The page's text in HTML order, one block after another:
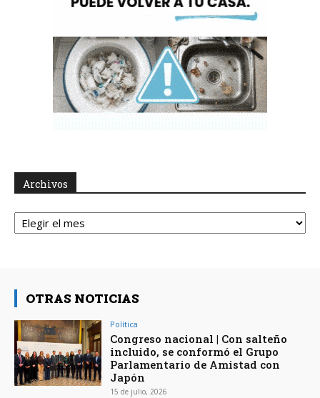
Archivos
Archivos
OTRAS NOTICIAS
Política
Congreso nacional | Con salteño
incluido, se conformó el Grupo
Parlamentario de Amistad con
Japón
15 de julio, 2026